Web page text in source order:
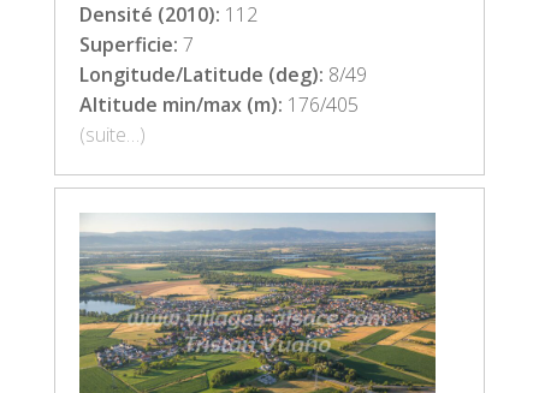
Densité (2010): 112
Superficie: 7
Longitude/Latitude (deg): 8/49
Altitude min/max (m): 176/405
(suite…)